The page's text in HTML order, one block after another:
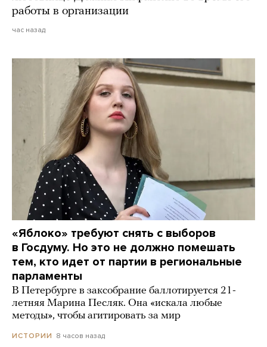
работы в организации
час назад
«Яблоко» требуют снять с выборов
в Госдуму. Но это не должно помешать
тем, кто идет от партии в региональные
парламенты
В Петербурге в заксобрание баллотируется 21-
летняя Марина Песляк. Она «искала любые
методы», чтобы агитировать за мир
ИСТОРИИ 8 часов назад